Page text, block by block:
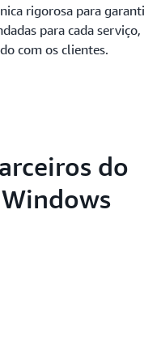
rigorosa para
para cada
com os clientes.
do